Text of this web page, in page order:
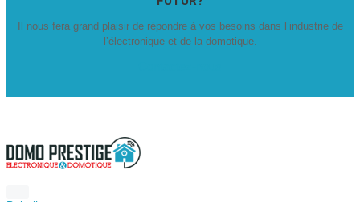
Il nous fera grand plaisir de répondre à vos besoins dans l’industrie de
l’électronique et de la domotique.